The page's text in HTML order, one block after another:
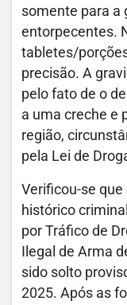
somente para a
entorpecentes.
tabletes/
precisão. A
pelo fato de o
a uma creche e
região,
pela Lei de
Verificou-se
histórico
por Tráfico de
Ilegal de Arma
sido solto
2025. Após as